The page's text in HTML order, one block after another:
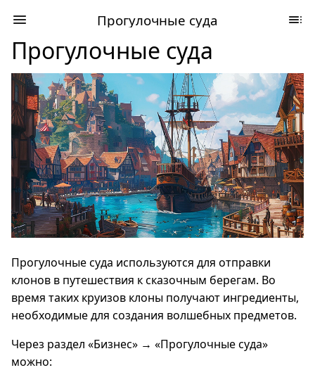
Прогулочные суда
Прогулочные суда
Прогулочные суда используются для отправки
клонов в путешествия к сказочным берегам. Во
время таких круизов клоны получают ингредиенты,
необходимые для создания волшебных предметов.
Через раздел «Бизнес» → «Прогулочные суда»
можно: